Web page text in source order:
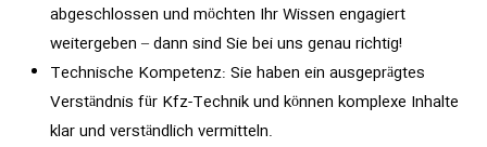
abgeschlossen und möchten Ihr Wissen engagiert
weitergeben – dann sind Sie bei uns genau richtig!
Technische Kompetenz: Sie haben ein ausgeprägtes
Verständnis für Kfz-Technik und können komplexe Inhalte
klar und verständlich vermitteln.